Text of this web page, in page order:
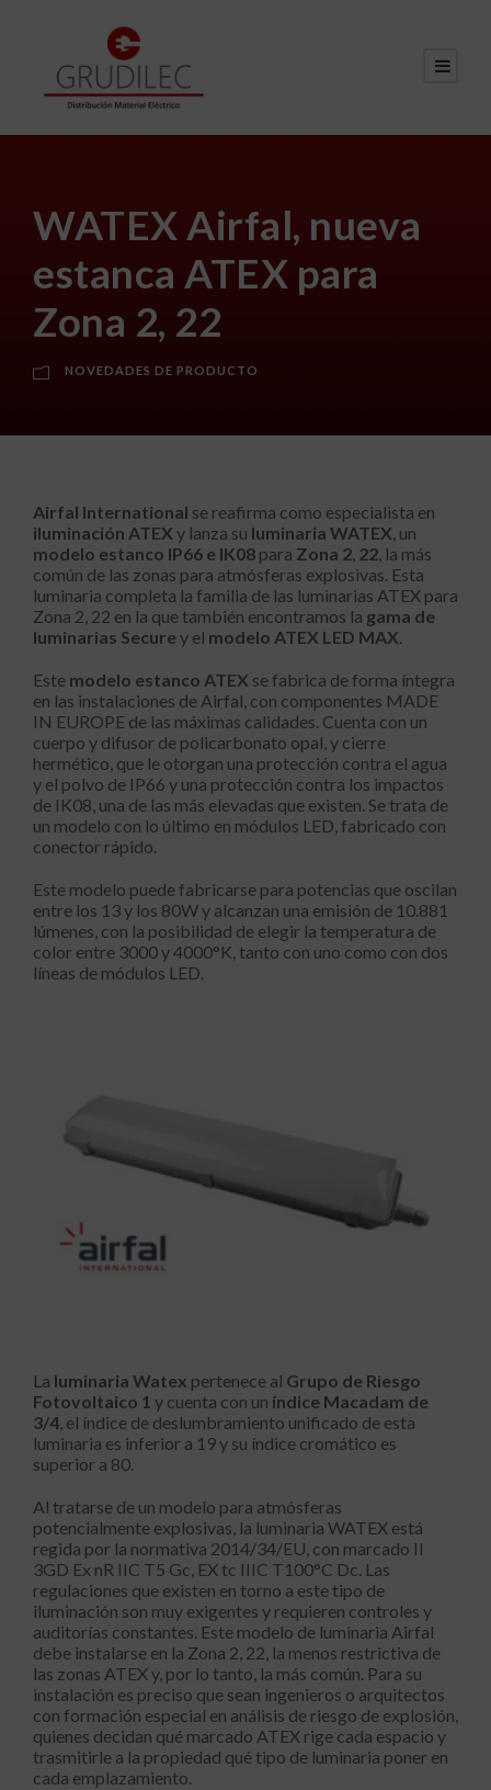
WATEX Airfal, nueva
estanca ATEX para
Zona 2, 22
NOVEDADES DE PRODUCTO
Airfal International se reafirma como especialista en
iluminación ATEX y lanza su luminaria WATEX, un
modelo estanco IP66 e IK08 para Zona 2, 22, la más
común de las zonas para atmósferas explosivas. Esta
luminaria completa la familia de las luminarias ATEX para
Zona 2, 22 en la que también encontramos la gama de
luminarias Secure y el modelo ATEX LED MAX.
Este modelo estanco ATEX se fabrica de forma íntegra
en las instalaciones de Airfal, con componentes MADE
IN EUROPE de las máximas calidades. Cuenta con un
cuerpo y difusor de policarbonato opal, y cierre
hermético, que le otorgan una protección contra el agua
y el polvo de IP66 y una protección contra los impactos
de IK08, una de las más elevadas que existen. Se trata de
un modelo con lo último en módulos LED, fabricado con
conector rápido.
Este modelo puede fabricarse para potencias que oscilan
entre los 13 y los 80W y alcanzan una emisión de 10.881
lúmenes, con la posibilidad de elegir la temperatura de
color entre 3000 y 4000°K, tanto con uno como con dos
líneas de módulos LED.
La luminaria Watex pertenece al Grupo de Riesgo
Fotovoltaico 1 y cuenta con un índice Macadam de
3/4, el índice de deslumbramiento unificado de esta
luminaria es inferior a 19 y su índice cromático es
superior a 80.
Al tratarse de un modelo para atmósferas
potencialmente explosivas, la luminaria WATEX está
regida por la normativa 2014/34/EU, con marcado II
3GD Ex nR IIC T5 Gc, EX tc IIIC T100°C Dc. Las
regulaciones que existen en torno a este tipo de
iluminación son muy exigentes y requieren controles y
auditorías constantes. Este modelo de luminaria Airfal
debe instalarse en la Zona 2, 22, la menos restrictiva de
las zonas ATEX y, por lo tanto, la más común. Para su
instalación es preciso que sean ingenieros o arquitectos
con formación especial en análisis de riesgo de explosión,
quienes decidan qué marcado ATEX rige cada espacio y
trasmitirle a la propiedad qué tipo de luminaria poner en
cada emplazamiento.